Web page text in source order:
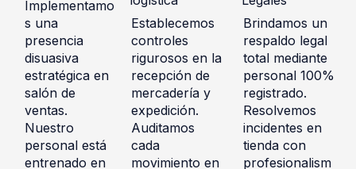
Implementamo
s una
presencia
disuasiva
estratégica en
salón de
ventas.
Nuestro
personal está
entrenado en
Establecemos
controles
rigurosos en la
recepción de
mercadería y
expedición.
Auditamos
cada
movimiento en
Brindamos un
respaldo legal
total mediante
personal 100%
registrado.
Resolvemos
incidentes en
tienda con
profesionalism